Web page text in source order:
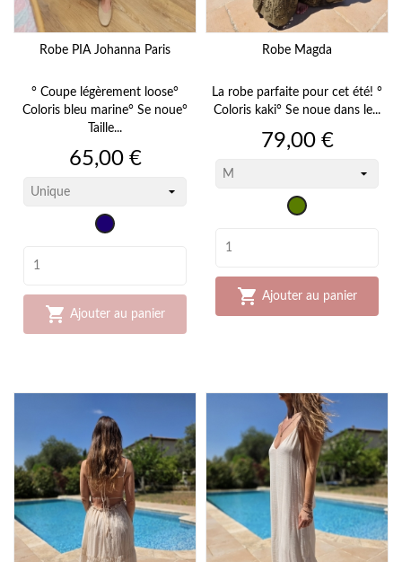
Robe PIA Johanna Paris
° Coupe légèrement loose°
Coloris bleu marine° Se noue°
Taille...
Prix
65,00 €
bleu
 Ajouter au panier
Robe Magda
La robe parfaite pour cet été! °
Coloris kaki° Se noue dans le...
Prix
79,00 €
kaki
 Ajouter au panier